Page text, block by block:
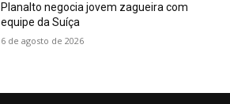
Planalto negocia jovem zagueira com
equipe da Suíça
6 de agosto de 2026